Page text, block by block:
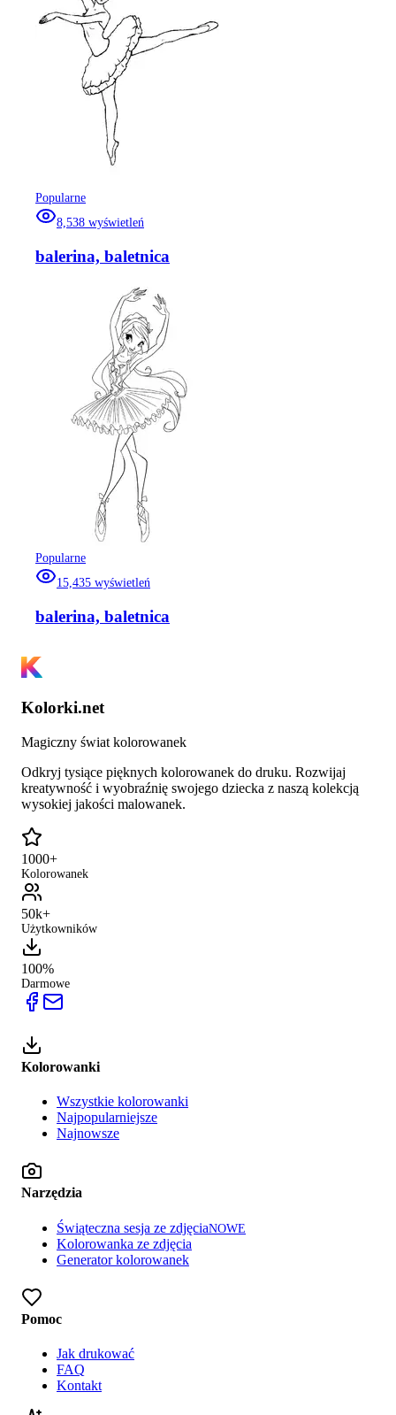
Popularne
8,538 wyświetleń
balerina, baletnica
Popularne
15,435 wyświetleń
balerina, baletnica
Kolorki.net
Magiczny świat kolorowanek
Odkryj tysiące pięknych kolorowanek do druku. Rozwijaj
kreatywność i wyobraźnię swojego dziecka z naszą kolekcją
wysokiej jakości malowanek.
1000+
Kolorowanek
50k+
Użytkowników
100%
Darmowe
Kolorowanki
Wszystkie kolorowanki
Najpopularniejsze
Najnowsze
Narzędzia
Świąteczna sesja ze zdjęciaNOWE
Kolorowanka ze zdjęcia
Generator kolorowanek
Pomoc
Jak drukować
FAQ
Kontakt